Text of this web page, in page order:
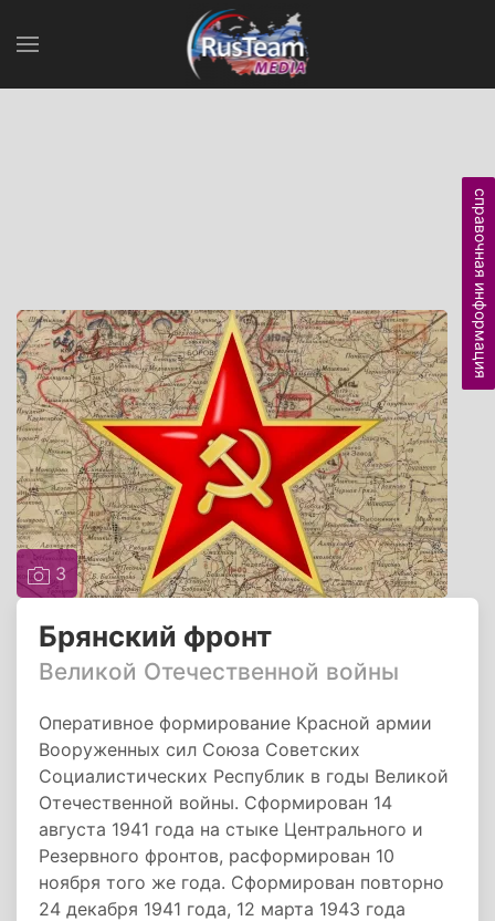
3
Брянский фронт
Великой Отечественной войны
Оперативное формирование Красной армии
Вооруженных сил Союза Советских
Социалистических Республик в годы Великой
Отечественной войны. Сформирован 14
августа 1941 года на стыке Центрального и
Резервного фронтов, расформирован 10
ноября того же года. Сформирован повторно
24 декабря 1941 года, 12 марта 1943 года
справочная информация